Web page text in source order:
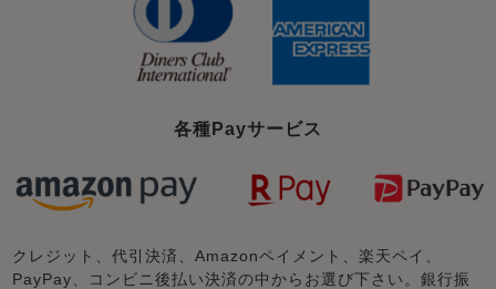
各種Payサービス
クレジット、代引決済、Amazonペイメント、楽天ペイ、
PayPay、コンビニ後払い決済の中からお選び下さい。銀行振